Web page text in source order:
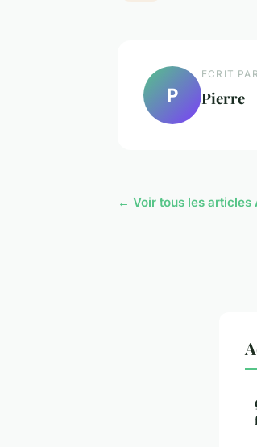
P
ECRIT PAR
Pierre
← Voir tous les articles